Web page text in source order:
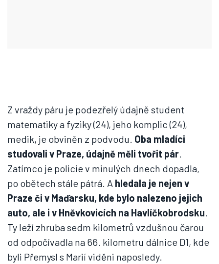
Z vraždy páru je podezřelý údajně student
matematiky a fyziky (24), jeho komplic (24),
medik, je obviněn z podvodu. Oba mladíci
studovali v Praze, údajně měli tvořit pár.
Zatímco je policie v minulých dnech dopadla,
po obětech stále pátrá. A hledala je nejen v
Praze či v Maďarsku, kde bylo nalezeno jejich
auto, ale i v Hněvkovicích na Havlíčkobrodsku.
Ty leží zhruba sedm kilometrů vzdušnou čarou
od odpočívadla na 66. kilometru dálnice D1, kde
byli Přemysl s Marií viděni naposledy.